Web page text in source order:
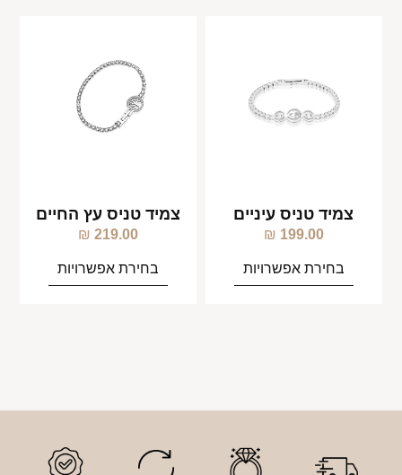
צמיד טניס עיניים
199.00
₪
בחירת אפשרויות
צמיד טניס עץ החיים
219.00
₪
בחירת אפשרויות